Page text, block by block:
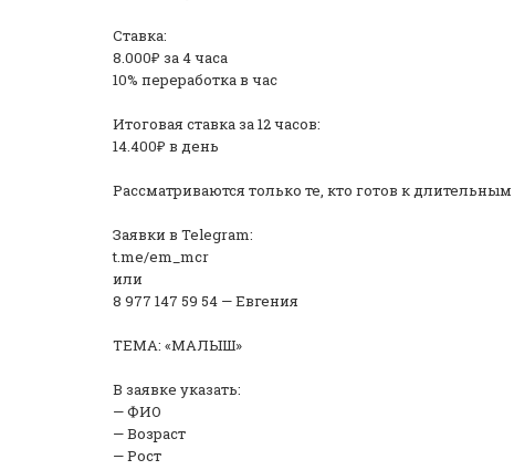
Ставка:
8.000₽ за 4 часа
10% переработка в час
️Итоговая ставка за 12 часов:
14.400₽ в день
Рассматриваются только те, кто готов к
Заявки в Telegram:
t.me/em_mcr
или
8 977 147 59 54 — Евгения
ТЕМА: «МАЛЫШ»
В заявке указать:
— ФИО
— Возраст
— Рост